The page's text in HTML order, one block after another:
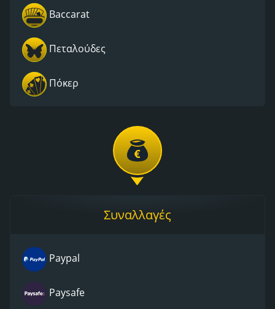
Baccarat
Πεταλούδες
Πόκερ
Συναλλαγές
Paypal
Paysafe